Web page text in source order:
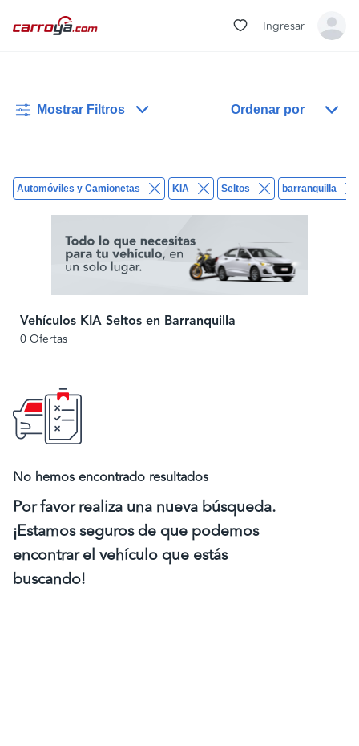
Ingresar
Mostrar Filtros Ordenar por
Automóviles y Camionetas KIA Seltos barranquilla
Vehículos KIA Seltos en Barranquilla
0 Ofertas
No hemos encontrado resultados
Por favor realiza una nueva búsqueda.
¡Estamos seguros de que podemos
encontrar el vehículo que estás
buscando!